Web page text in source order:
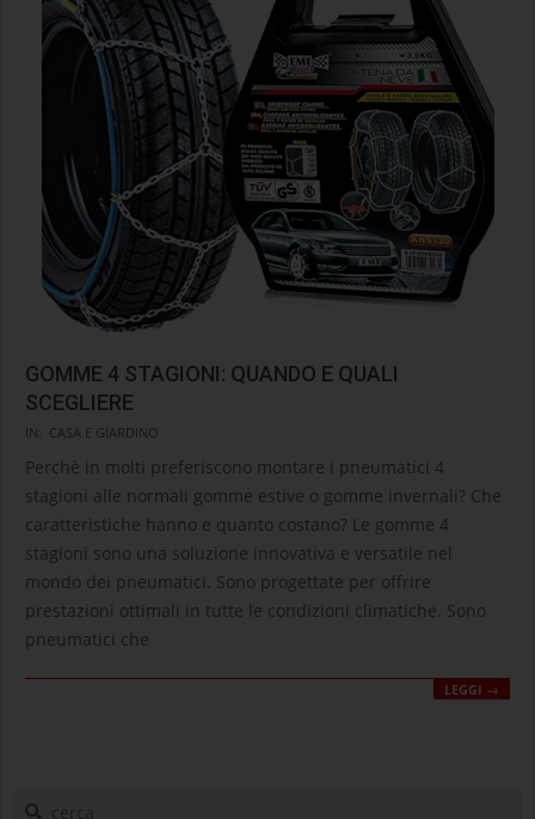
GOMME 4 STAGIONI: QUANDO E QUALI
SCEGLIERE
2024-
08-
08
IN: CASA E GIARDINO
Perchè in molti preferiscono montare i pneumatici 4
stagioni alle normali gomme estive o gomme invernali? Che
caratteristiche hanno e quanto costano? Le gomme 4
stagioni sono una soluzione innovativa e versatile nel
mondo dei pneumatici. Sono progettate per offrire
prestazioni ottimali in tutte le condizioni climatiche. Sono
pneumatici che
LEGGI →
cerca